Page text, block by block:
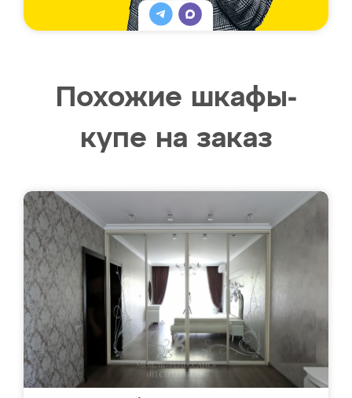
Похожие шкафы-
купе на заказ